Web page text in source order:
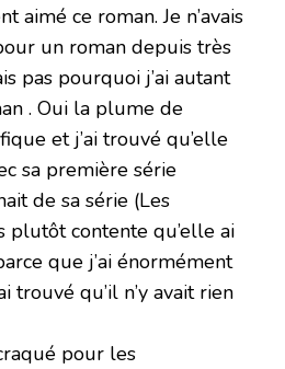
aimé ce roman. Je n’avais
un roman depuis très
pas pourquoi j’ai autant
. Oui la plume de
et j’ai trouvé qu’elle
sa première série
de sa série (Les
plutôt contente qu’elle ai
que j’ai énormément
trouvé qu’il n’y avait rien
pour les